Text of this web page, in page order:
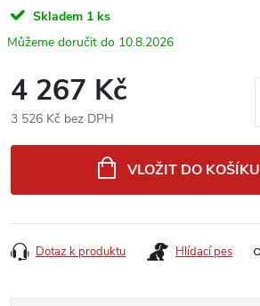
Skladem 1 ks
10.8.2026
4 267 Kč
3 526 Kč bez DPH
VLOŽIT DO KOŠÍKU
Dotaz k produktu Hlídací pes